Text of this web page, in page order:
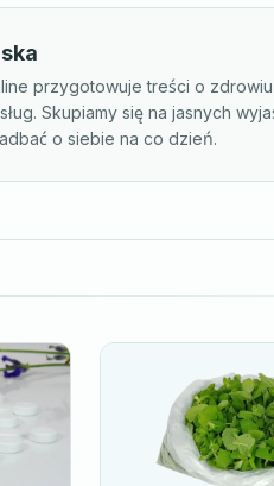
przygotowuje treści o
Skupiamy się na jasnych
o siebie na co dzień.